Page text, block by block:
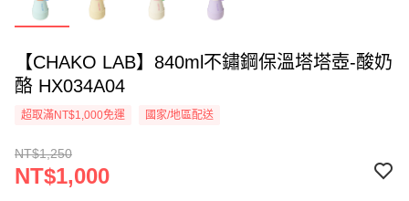
【CHAKO LAB】840ml不鏽鋼保溫塔塔壺-酸奶
酪 HX034A04
超取滿NT$1,000免運 國家/地區配送
NT$1,250
NT$1,000